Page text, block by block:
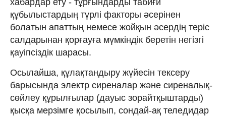
құбылыстардың түрлі факторы әсерінен
болатын апаттың немесе жойқын әсердің теріс
салдарынан қорғауға мүмкіндік беретін негізгі
қауіпсіздік шарасы.
Осылайша, құлақтандыру жүйесін тексеру
барысында электр сиреналар және сиреналық-
сөйлеу құрылғылар (дауыс зорайтқыштарды)
қысқа мерзімге қосылып, сондай-ақ теледидар